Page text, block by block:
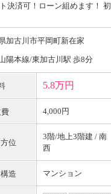
決済可！ローン組めます！
加古川市平岡町新在家
山陽本線/東加古川駅 歩8分
5.8万円
4,000円
位
3階/地上3階建 / 南
西
造 マンション